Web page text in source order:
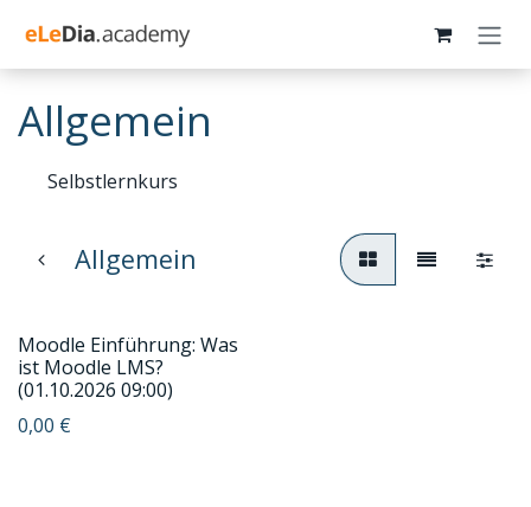
Allgemein
Selbstlernkurs
Allgemein
Moodle Einführung: Was
ist Moodle LMS?
(01.10.2026 09:00)
0,00 €